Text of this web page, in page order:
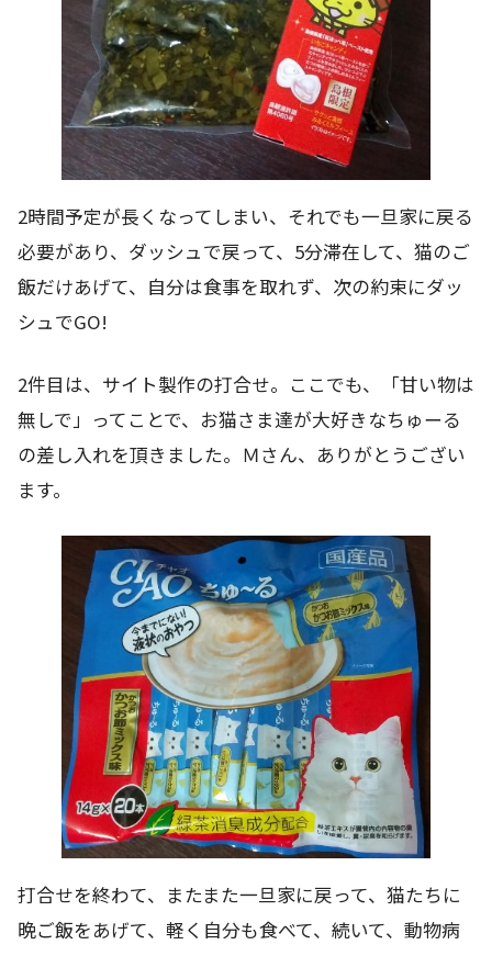
2時間予定が長くなってしまい、それでも一旦家に戻る
必要があり、ダッシュで戻って、5分滞在して、猫のご
飯だけあげて、自分は食事を取れず、次の約束にダッ
シュでGO!
2件目は、サイト製作の打合せ。ここでも、「甘い物は
無しで」ってことで、お猫さま達が大好きなちゅーる
の差し入れを頂きました。Ｍさん、ありがとうござい
ます。
打合せを終わて、またまた一旦家に戻って、猫たちに
晩ご飯をあげて、軽く自分も食べて、続いて、動物病